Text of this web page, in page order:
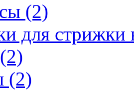
(2)
для стрижки
(2)
(2)